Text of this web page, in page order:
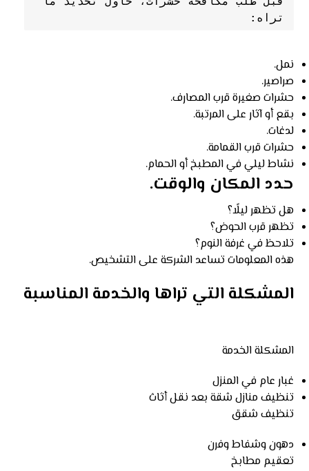
تراه:
نمل.
صراصير.
حشرات صغيرة قرب المصارف.
بقع أو آثار على المرتبة.
لدغات.
حشرات قرب القمامة.
نشاط ليلي في المطبخ أو الحمام.
حدد المكان والوقت.
هل تظهر ليلًا؟
تظهر قرب الحوض؟
تلاحظ في غرفة النوم؟
هذه المعلومات تساعد الشركة على التشخيص.
المشكلة التي تراها والخدمة المناسبة
المشكلة الخدمة
غبار عام في المنزل
تنظيف منازل شقة بعد نقل أثاث
تنظيف شقق
دهون وشفاط وفرن
تعقيم مطابخ